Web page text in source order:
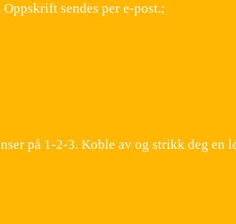
sendes per e-post.;
på 1-2-3. Koble av og strikk deg en